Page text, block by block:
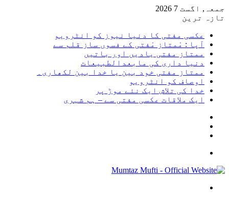
جمعہ, اگست 7 2026
تازہ ترین
عکسی مفتی کا دنیا نیوز کو انٹرویو
آپا : مْمتاز مْفتی کے فسوں ساز قلم سے
ممتاز مفتی یادیں اور باتیں
دنیا داری کی مابعدالطبیعات
ممتاز مفتی خود بین یا خدا بین لکھاری۔
اوصاف کو انٹرویو
خدا کی تلاش ایک نئے موڑ پر
ایک ملاقات عکسی مفتی سے – ہم شہری